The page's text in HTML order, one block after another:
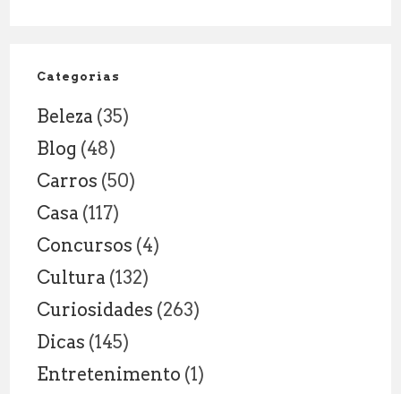
Categorias
Beleza (35)
Blog (48)
Carros (50)
Casa (117)
Concursos (4)
Cultura (132)
Curiosidades (263)
Dicas (145)
Entretenimento (1)